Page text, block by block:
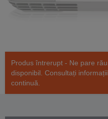
Produs întrerupt - Ne pare
disponibil. Consultați
continuă.